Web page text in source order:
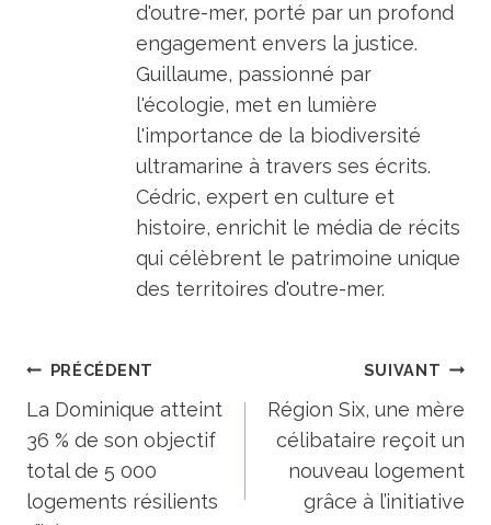
d'outre-mer, porté par un profond
engagement envers la justice.
Guillaume, passionné par
l'écologie, met en lumière
l'importance de la biodiversité
ultramarine à travers ses écrits.
Cédric, expert en culture et
histoire, enrichit le média de récits
qui célèbrent le patrimoine unique
des territoires d'outre-mer.
Navigation
de
l’article
PRÉCÉDENT
La Dominique atteint
36 % de son objectif
total de 5 000
logements résilients
SUIVANT
Région Six, une mère
célibataire reçoit un
nouveau logement
grâce à l’initiative